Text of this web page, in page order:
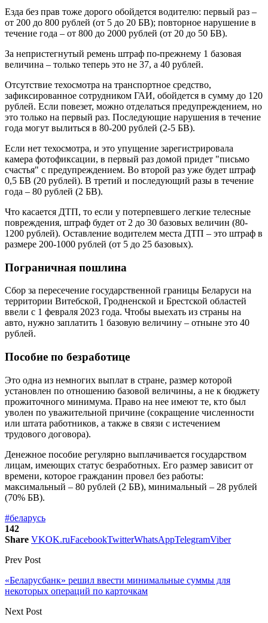
Езда без прав тоже дорого обойдется водителю: первый раз –
от 200 до 800 рублей (от 5 до 20 БВ); повторное нарушение в
течение года – от 800 до 2000 рублей (от 20 до 50 БВ).
За непристегнутый ремень штраф по-прежнему 1 базовая
величина – только теперь это не 37, а 40 рублей.
Отсутствие техосмотра на транспортное средство,
зафиксированное сотрудником ГАИ, обойдется в сумму до 120
рублей. Если повезет, можно отделаться предупреждением, но
это только на первый раз. Последующие нарушения в течение
года могут вылиться в 80-200 рублей (2-5 БВ).
Если нет техосмотра, и это упущение зарегистрировала
камера фотофиксации, в первый раз домой придет "письмо
счастья" с предупреждением. Во второй раз уже будет штраф
0,5 БВ (20 рублей). В третий и последующий разы в течение
года – 80 рублей (2 БВ).
Что касается ДТП, то если у потерпевшего легкие телесные
повреждения, штраф будет от 2 до 30 базовых величин (80-
1200 рублей). Оставление водителем места ДТП – это штраф в
размере 200-1000 рублей (от 5 до 25 базовых).
Пограничная пошлина
Сбор за пересечение государственной границы Беларуси на
территории Витебской, Гродненской и Брестской областей
ввели с 1 февраля 2023 года. Чтобы выехать из страны на
авто, нужно заплатить 1 базовую величину – отныне это 40
рублей.
Пособие по безработице
Это одна из немногих выплат в стране, размер которой
установлен по отношению базовой величины, а не к бюджету
прожиточного минимума. Право на нее имеют те, кто был
уволен по уважительной причине (сокращение численности
или штата работников, а также в связи с истечением
трудового договора).
Денежное пособие регулярно выплачивается государством
лицам, имеющих статус безработных. Его размер зависит от
времени, которое гражданин провел без работы:
максимальный – 80 рублей (2 БВ), минимальный – 28 рублей
(70% БВ).
#беларусь
142
Share VKOK.ruFacebookTwitterWhatsAppTelegramViber
Prev Post
«Беларусбанк» решил ввести минимальные суммы для
некоторых операций по карточкам
Next Post